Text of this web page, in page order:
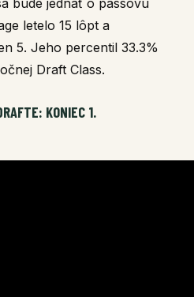
letelo 15 lôpt a
5. Jeho percentil 33.3%
Draft Class.
KONIEC 1.